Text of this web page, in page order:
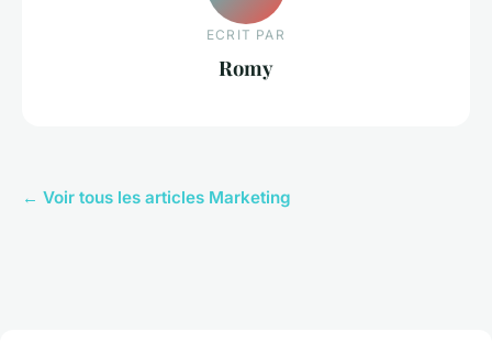
ECRIT PAR
Romy
← Voir tous les articles Marketing